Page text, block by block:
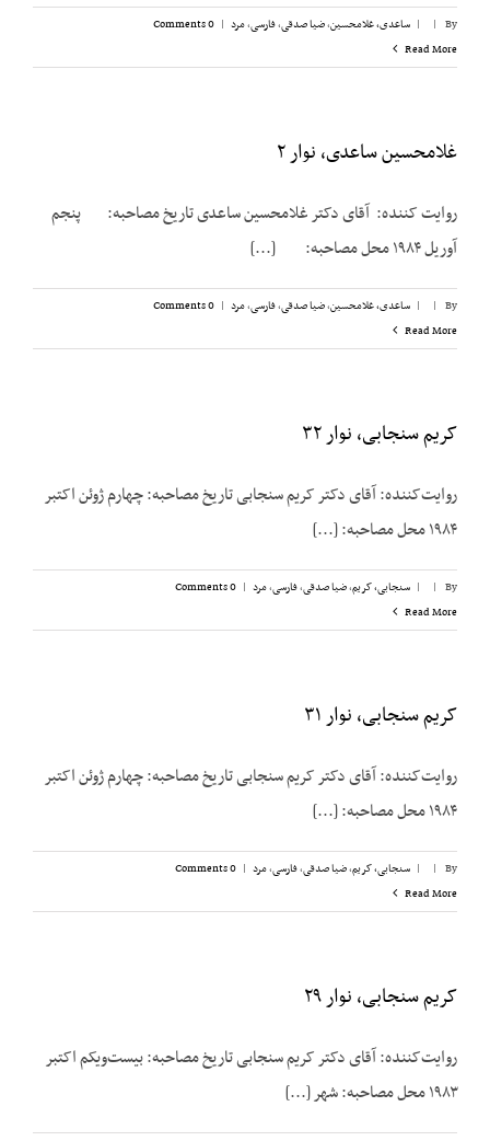
By
|
| ساعدی، غلامحسین,ضیا صدقی,فارسی,مرد |
0 Comments
Read More
غلامحسین ساعدی، نوار ۲
روایت کننده: آقای دکتر غلامحسین ساعدی تاریخ مصاحبه: پنجم
آوریل ۱۹۸۴ محل مصاحبه: [...]
By
|
| ساعدی، غلامحسین,ضیا صدقی,فارسی,مرد |
0 Comments
Read More
کریم سنجابی، نوار ۳۲
روایت‌‌کننده: آقای دکتر کریم سنجابی تاریخ مصاحبه: چهارم ژوئن اکتبر
۱۹۸۴ محل مصاحبه: [...]
By
|
| سنجابی، کریم,ضیا صدقی,فارسی,مرد |
0 Comments
Read More
کریم سنجابی، نوار ۳۱
روایت‌‌کننده: آقای دکتر کریم سنجابی تاریخ مصاحبه: چهارم ژوئن اکتبر
۱۹۸۴ محل مصاحبه: [...]
By
|
| سنجابی، کریم,ضیا صدقی,فارسی,مرد |
0 Comments
Read More
کریم سنجابی، نوار ۲۹
روایت‌‌کننده: آقای دکتر کریم سنجابی تاریخ مصاحبه: بیست‌‌ویکم اکتبر
۱۹۸۳ محل مصاحبه: شهر [...]